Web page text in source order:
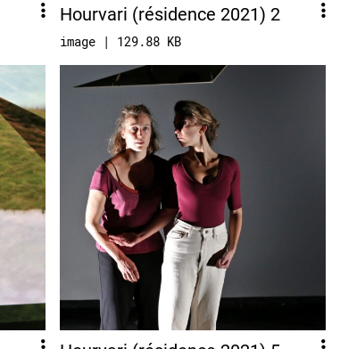
Hourvari (résidence 2021) 2
image | 129.88 KB